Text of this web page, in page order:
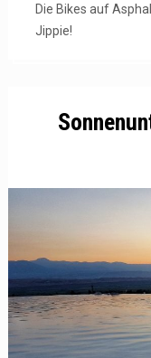
Die Bikes auf
Jippie!